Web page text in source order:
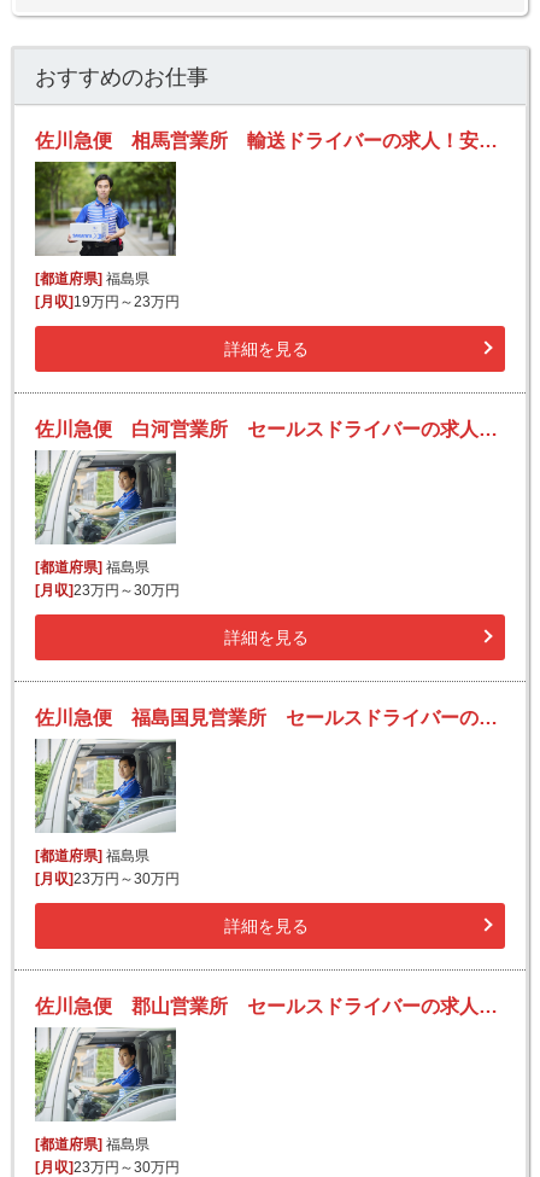
おすすめのお仕事
佐川急便 相馬営業所 輸送ドライバーの求人！安定収入と働きがい！大手の佐川急便で長期的に活躍できるチャンス♪
[都道府県] 福島県
[月収] 19万円～23万円
詳細を見る
佐川急便 白河営業所 セールスドライバーの求人！安定収入と働きがい！大手の佐川急便で長期的に活躍できるチャンス♪
[都道府県] 福島県
[月収]23万円～30万円
詳細を見る
佐川急便 福島国見営業所 セールスドライバーの求人！安定収入と働きがい！大手の佐川急便で長期的に活躍できるチャンス♪
[都道府県]福島県
[月収]23万円～30万円
詳細を見る
佐川急便 郡山営業所 セールスドライバーの求人！安定収入と働きがい！大手の佐川急便で長期的に活躍できるチャンス♪
[都道府県]福島県
[月収]23万円～30万円